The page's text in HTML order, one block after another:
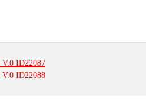
V.0 ID22087
V.0 ID22088